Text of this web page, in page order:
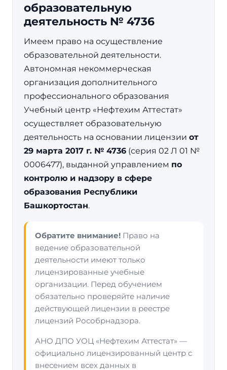
образовательную
деятельность № 4736
Имеем право на осуществление
образовательной деятельности.
Автономная некоммерческая
организация дополнительного
профессионального образования
Учебный центр «Нефтехим Аттестат»
осуществляет образовательную
деятельность на основании лицензии от
29 марта 2017 г. № 4736 (серия 02 Л 01 №
0006477), выданной управлением по
контролю и надзору в сфере
образования Республики
Башкортостан.
Обратите внимание! Право на
ведение образовательной
деятельности имеют только
лицензированные учебные
организации. Перед обучением
обязательно проверяйте наличие
действующей лицензии в реестре
лицензий Рособрнадзора.
АНО ДПО УОЦ «Нефтехим Аттестат» —
официально лицензированный центр с
внесением всех данных в